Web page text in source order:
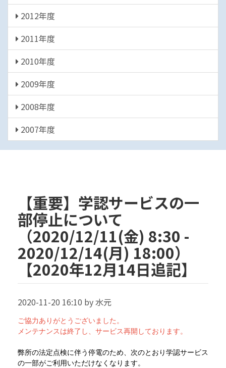
2012年度
2011年度
2010年度
2009年度
2008年度
2007年度
【重要】学認サービスの一
部停止について
（2020/12/11(金) 8:30 -
2020/12/14(月) 18:00）
【2020年12月14日追記】
2020-11-20 16:10 by 水元
ご協力ありがとうございました。
メンテナンスは終了し、サービス再開しております。
弊所の法定点検に伴う停電のため、次のとおり学認サービス
の一部がご利用いただけなくなります。